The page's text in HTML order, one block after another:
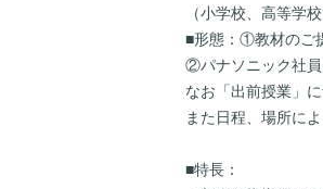
（小学校、高等学
■形態：①教材のご
②パナソニック社
なお「出前授業」
また日程、場所に
■特長：